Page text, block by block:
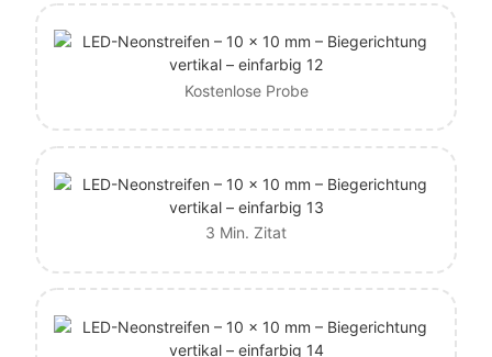
Kostenlose Probe
3 Min. Zitat